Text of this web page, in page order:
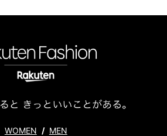
WOMEN / MEN